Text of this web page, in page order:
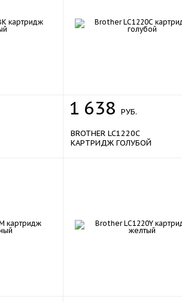
1 638 РУБ.
BROTHER LC1220C
КАРТРИДЖ ГОЛУБОЙ